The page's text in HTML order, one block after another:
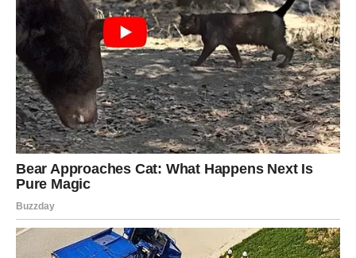
događaja koji će im pokazati koliko vrijede. Ljudi koji su ih
možda ranije uzimali zdravo za gotovo sada će početi
drugačije gledati na njih.
Mnogi Rakovi dobit će potvrdu da su bili na pravom putu
čak i onda kada su sumnjali u sebe. Moguće su lijepe
vijesti vezane za posao, porodicu ili finansije. Neki će
dobiti priliku koja će im omogućiti da ostvare cilj o kojem
dugo razmišljaju.
Na ljubavnom planu dolazi toplija i nježnija energija.
Partner će pokazati više razumijevanja, dok slobodni